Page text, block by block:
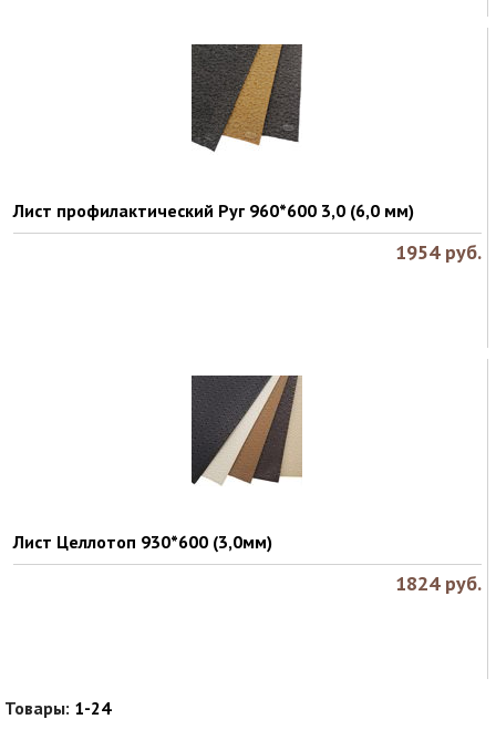
Лист профилактический Руг 960*600 3,0 (6,0 мм)
1954 руб.
Лист Целлотоп 930*600 (3,0мм)
1824 руб.
Товары: 1-24